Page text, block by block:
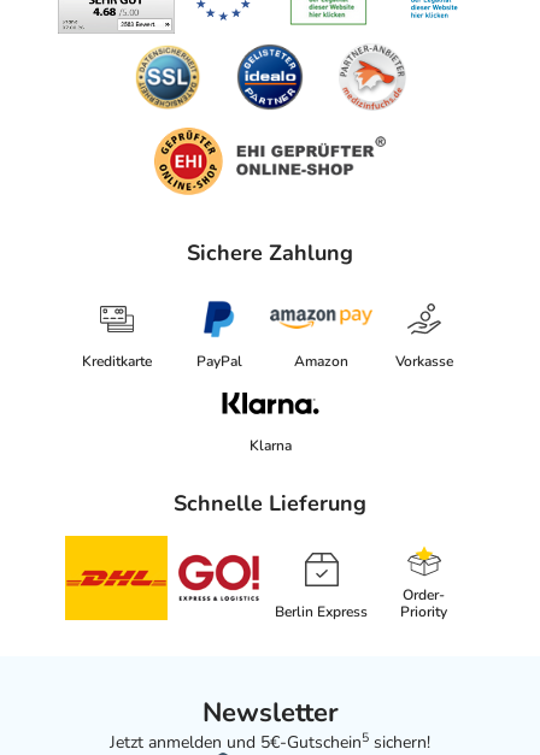
Sichere Zahlung
Kreditkarte PayPal Amazon Vorkasse
Klarna
Schnelle Lieferung
Berlin Express
Order-
Priority
Newsletter
Jetzt anmelden und 5€-Gutschein5 sichern!